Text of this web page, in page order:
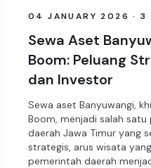
ARTIKEL
04 JANUARY 2026 · 3
Sewa Aset
Boom: Peluang
dan Investor
Sewa aset Banyuwangi,
Boom, menjadi salah
daerah Jawa Timur yang
strategis, arus wisata
pemerintah daerah